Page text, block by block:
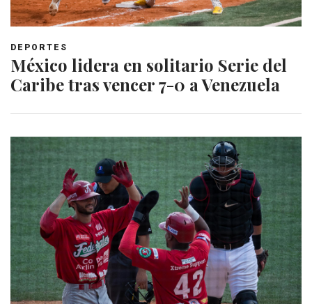
DEPORTES
México lidera en solitario Serie del
Caribe tras vencer 7-0 a Venezuela